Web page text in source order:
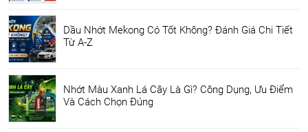
Dầu Nhớt Mekong Có Tốt Không? Đánh Giá Chi Tiết
Từ A-Z
Nhớt Màu Xanh Lá Cây Là Gì? Công Dụng, Ưu Điểm
Và Cách Chọn Đúng